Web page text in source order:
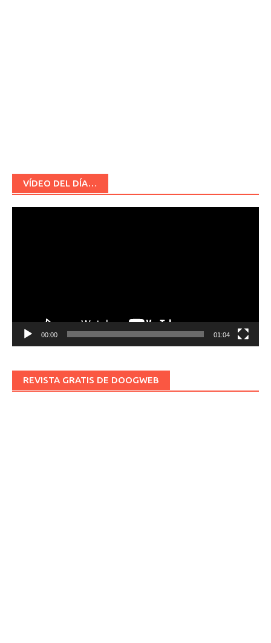
VÍDEO DEL DÍA…
00:00 01:04
REVISTA GRATIS DE DOOGWEB